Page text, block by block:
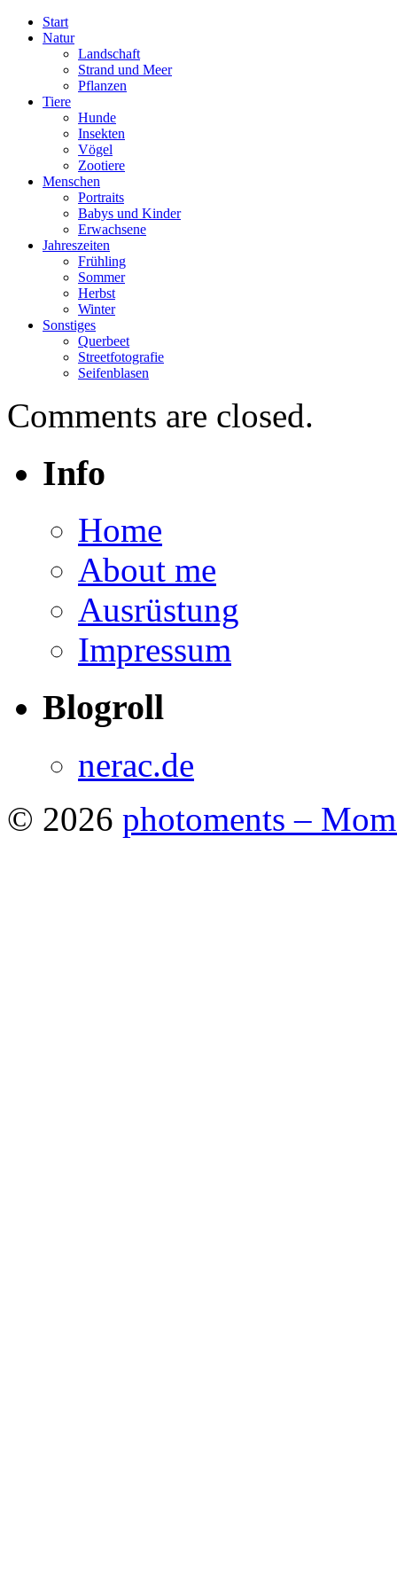
Skip
Start
Natur
Landschaft
Strand und Meer
Pflanzen
Tiere
Hunde
Insekten
Vögel
Zootiere
Menschen
Portraits
Babys und Kinder
Erwachsene
Jahreszeiten
Frühling
Sommer
Herbst
Winter
Sonstiges
Querbeet
Streetfotografie
Seifenblasen
Comments are closed.
Info
Home
About me
Ausrüstung
Impressum
Blogroll
nerac.de
© 2026 photoments –